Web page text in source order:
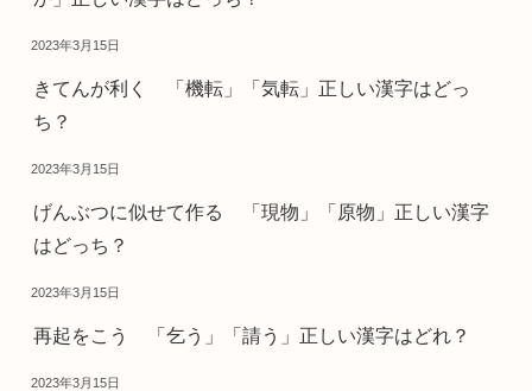
2023年3月15日
きてんが利く 「機転」「気転」正しい漢字はどっ
ち？
2023年3月15日
げんぶつに似せて作る 「現物」「原物」正しい漢字
はどっち？
2023年3月15日
再起をこう 「乞う」「請う」正しい漢字はどれ？
2023年3月15日